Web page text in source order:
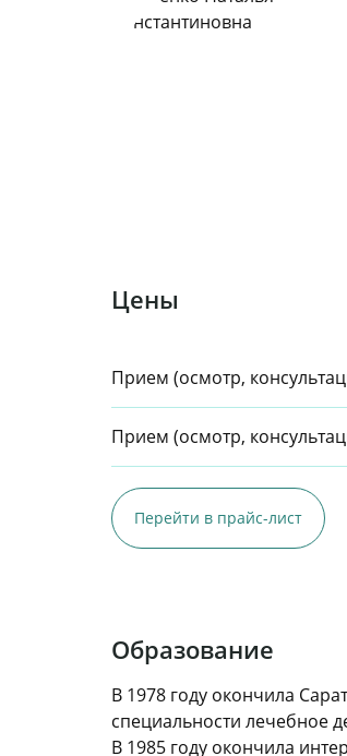
Цены
Прием (осмотр,
Прием (осмотр,
Перейти в прайс-лист
Образование
В 1978 году окончила
специальности лечебное
В 1985 году окончила